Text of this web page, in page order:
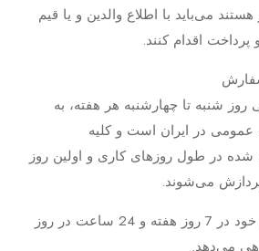
می‌‏باید با اطلاع والدین و یا قیم
پرداخت اقدام کنند.
روز شنبه تا چهارشنبه هر هفته، به
عمومی در ایران است و کلیه
در طول روزهای کاری و اولین روز
می‌‏شوند.
“Ly” به مشتریان خود در 7 روز هفته و 24 ساعت در روز
می‌‏دهد.